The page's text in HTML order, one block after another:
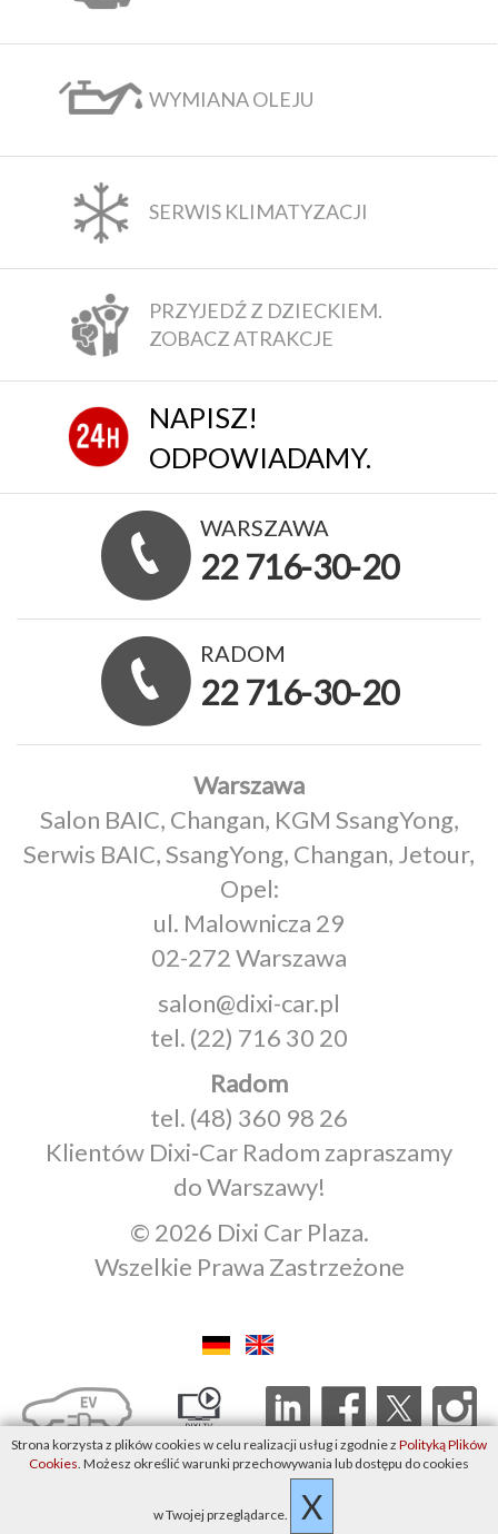
WYMIANA OLEJU
SERWIS KLIMATYZACJI
PRZYJEDŹ Z DZIECKIEM.
ZOBACZ ATRAKCJE
NAPISZ!
ODPOWIADAMY.
WARSZAWA
22 716-30-20
RADOM
22 716-30-20
Warszawa
Salon BAIC, Changan, KGM SsangYong,
Serwis BAIC, SsangYong, Changan, Jetour,
Opel:
ul. Malownicza 29
02-272 Warszawa
salon@dixi-car.pl
tel. (22) 716 30 20
Radom
tel. (48) 360 98 26
Klientów Dixi‑Car Radom zapraszamy
do Warszawy!
© 2026 Dixi Car Plaza.
Wszelkie Prawa Zastrzeżone
Strona korzysta z plików cookies w celu realizacji usług i zgodnie z Polityką Plików
Cookies. Możesz określić warunki przechowywania lub dostępu do cookies
w Twojej przeglądarce. X